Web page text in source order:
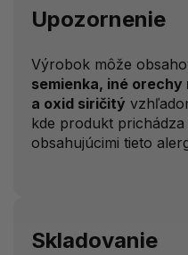
Upozornenie
Výrobok môže
semienka, iné orechy
a oxid siričitý
kde produkt
obsahujúcimi tieto
Skladovanie